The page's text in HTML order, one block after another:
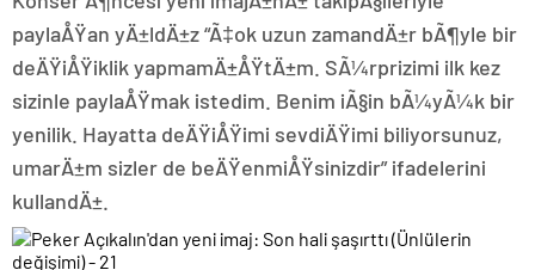
paylaÅŸan yÄ±ldÄ±z “Ã‡ok uzun zamandÄ±r bÃ¶yle bir
deÄŸiÅŸiklik yapmamÄ±ÅŸtÄ±m. SÃ¼rprizimi ilk kez
sizinle paylaÅŸmak istedim. Benim iÃ§in bÃ¼yÃ¼k bir
yenilik. Hayatta deÄŸiÅŸimi sevdiÄŸimi biliyorsunuz,
umarÄ±m sizler de beÄŸenmiÅŸsinizdir” ifadelerini
kullandÄ±.